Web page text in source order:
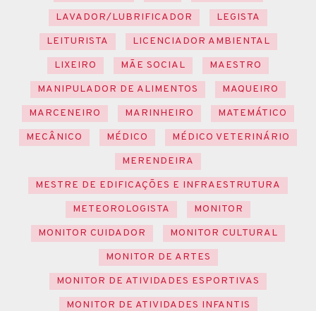
LAVADOR/LUBRIFICADOR
LEGISTA
LEITURISTA
LICENCIADOR AMBIENTAL
LIXEIRO
MÃE SOCIAL
MAESTRO
MANIPULADOR DE ALIMENTOS
MAQUEIRO
MARCENEIRO
MARINHEIRO
MATEMÁTICO
MECÂNICO
MÉDICO
MÉDICO VETERINÁRIO
MERENDEIRA
MESTRE DE EDIFICAÇÕES E INFRAESTRUTURA
METEOROLOGISTA
MONITOR
MONITOR CUIDADOR
MONITOR CULTURAL
MONITOR DE ARTES
MONITOR DE ATIVIDADES ESPORTIVAS
MONITOR DE ATIVIDADES INFANTIS